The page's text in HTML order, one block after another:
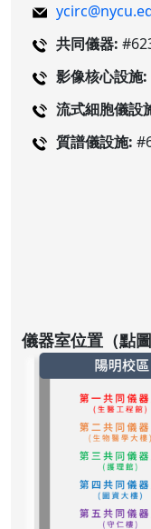
共同儀器:
影像核心設施:
流式細胞儀設
質譜儀設施:
儀器室位置（點圖